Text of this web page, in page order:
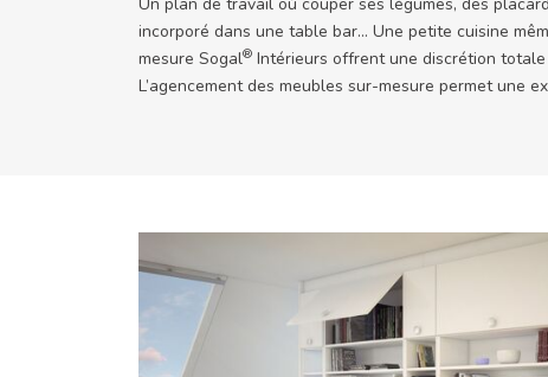
Un plan de travail où couper ses légumes, des
incorporé dans une table bar… Une petite cuisine
mesure Sogal® Intérieurs offrent une discrétion
L’agencement des meubles sur-mesure permet une